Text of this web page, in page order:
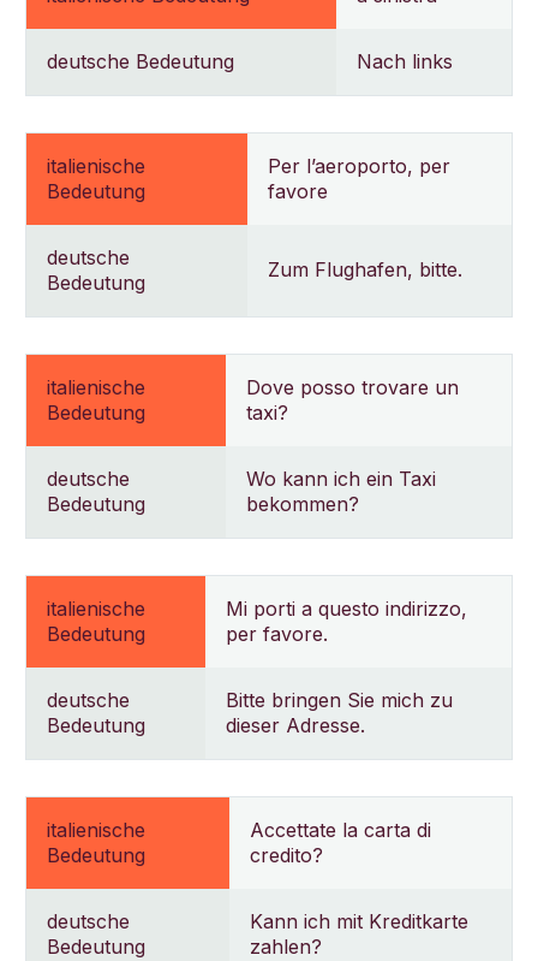
deutsche Bedeutung Nach links
italienische
Bedeutung
Per l’aeroporto, per
favore
deutsche
Bedeutung
Zum Flughafen, bitte.
italienische
Bedeutung
Dove posso trovare un
taxi?
deutsche
Bedeutung
Wo kann ich ein Taxi
bekommen?
italienische
Bedeutung
Mi porti a questo indirizzo,
per favore.
deutsche
Bedeutung
Bitte bringen Sie mich zu
dieser Adresse.
italienische
Bedeutung
Accettate la carta di
credito?
deutsche
Bedeutung
Kann ich mit Kreditkarte
zahlen?